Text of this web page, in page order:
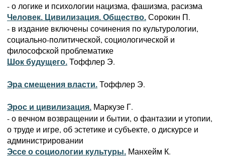
- о логике и психологии нацизма, фашизма, расизма
Человек. Цивилизация. Общество. Сорокин П.
- в издание включены сочинения по культурологии,
социально-политической, социологической и
философской проблематике
Шок будущего. Тоффлер Э.
Эра смещения власти. Тоффлер Э.
Эрос и цивилизация. Маркузе Г.
- о вечном возвращении и бытии, о фантазии и утопии,
о труде и игре, об эстетике и субъекте, о дискурсе и
администрировании
Эссе о социологии культуры. Манхейм К.